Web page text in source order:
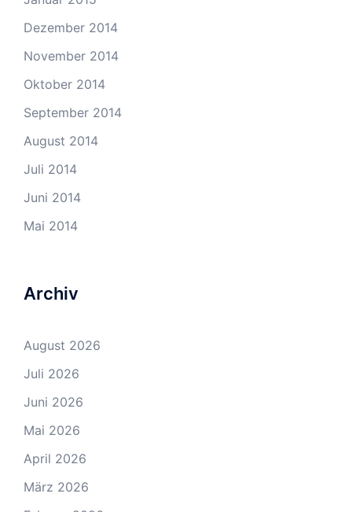
Dezember 2014
November 2014
Oktober 2014
September 2014
August 2014
Juli 2014
Juni 2014
Mai 2014
Archiv
August 2026
Juli 2026
Juni 2026
Mai 2026
April 2026
März 2026